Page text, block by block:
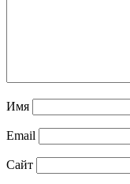
Имя
Email
Сайт